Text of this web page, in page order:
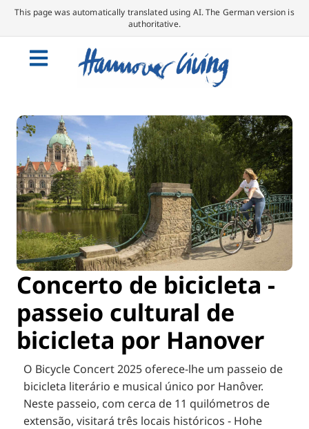
This page was automatically translated using AI. The German version is
authoritative.
Concerto de bicicleta -
passeio cultural de
bicicleta por Hanover
O Bicycle Concert 2025 oferece-lhe um passeio de
bicicleta literário e musical único por Hanôver.
Neste passeio, com cerca de 11 quilómetros de
extensão, visitará três locais históricos - Hohe